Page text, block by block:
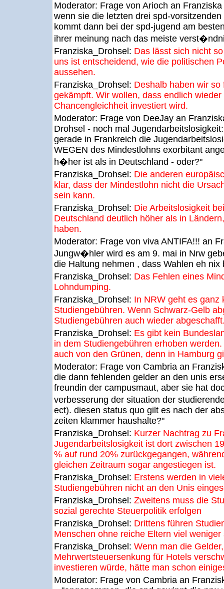
Moderator: Frage von Arioch an
wenn sie die letzten drei spd-
kommt dann bei der spd-jugend am
ihrer meinung nach das meiste
Franziska_Drohsel: Das lässt sich nicht
uns ist entscheidend, wie die politischen
aussehen.
Franziska_Drohsel: Deshalb haben wir
gekämpft. Wir wollen, dass endlich
Chancengleichheit investiert wird.
Moderator: Frage von DeeJay an
Drohsel - noch mal
gerade in Frankreich die
WEGEN des Mindestlohns exorbitant
h�her ist als in Deutschland - oder?"
Franziska_Drohsel: Die anderen
klar, dass der Mindestlohn nicht die
sein kann.
Franziska_Drohsel: Die Arbeitslosigkeit
Deutschland deutlich höher als in
haben.
Moderator: Frage von viva ANTIFA!!! an
Jungw�hler wird es am 9. mai in Nrw
die Haltung nehmen , dass Wahlen eh nix
Franziska_Drohsel: Das Fehlen eines
Lohndumping.
Franziska_Drohsel: In NRW geht es ganz
Studiengebühren. Wenn Schwarz-Gelb
Studiengebühren auch wieder
Franziska_Drohsel: Es gibt kein
in dem Studiengebühren erhoben
auch von den Grünen, denn in Hamburg
Moderator: Frage von Cambria an
die dann fehlenden gelder an den unis
freundin der campusmaut, aber sie hat
verbesserung der situation der
ect). diesen status quo gilt es nach der
zeiten klammer haushalte?"
Franziska_Drohsel: Kurzer Nachtrag zu
Jugendarbeitslosigkeit ist dort zwischen
% auf rund 20% zurückgegangen,
gleichen Zeitraum sogar angestiegen ist.
Franziska_Drohsel: Erstens werden in
Studiengebühren nicht an den Unis
Franziska_Drohsel: Zweitens muss die
sozial gerechte Steuerpolitik erfolgen
Franziska_Drohsel: Drittens führen
Menschen ohne reiche Eltern viel
Franziska_Drohsel: Wenn man die
Mehrwertsteuersenkung für Hotels
investieren würde, hätte man schon
Moderator: Frage von Cambria an